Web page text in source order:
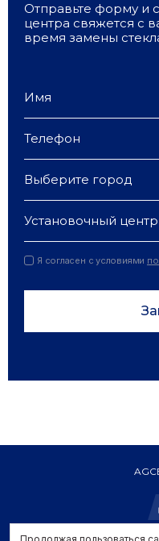
Отправьте форму и
центра свяжется с
время замены
Выберите город
Установочный центр
Я согласен с условиями
AGC